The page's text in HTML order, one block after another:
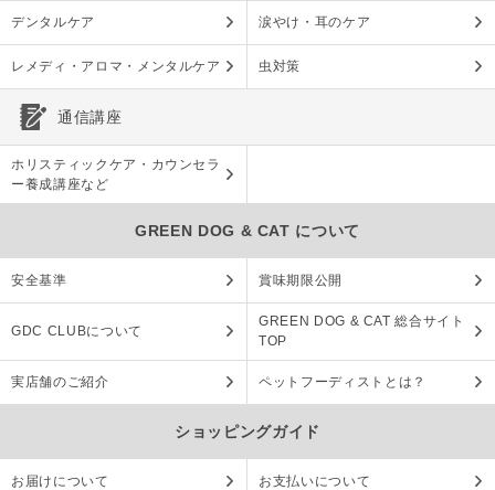
デンタルケア 涙やけ・耳のケア
レメディ・アロマ・メンタルケア 虫対策
通信講座
ホリスティックケア・カウンセラ
ー養成講座など
GREEN DOG & CAT について
安全基準 賞味期限公開
GDC CLUBについて
GREEN DOG & CAT 総合サイト
TOP
実店舗のご紹介 ペットフーディストとは？
ショッピングガイド
お届けについて お支払いについて